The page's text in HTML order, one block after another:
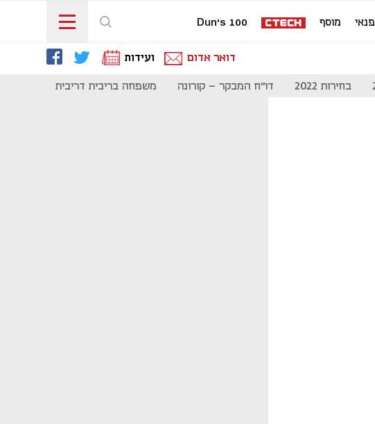
פנאי מוסף Dun's 100
דואר אדום ועידות
בחירות 2022 דו"ח המבקר - קורונה משפחה בריבית דריבית